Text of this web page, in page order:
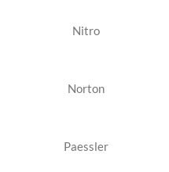
Nitro
Norton
Paessler